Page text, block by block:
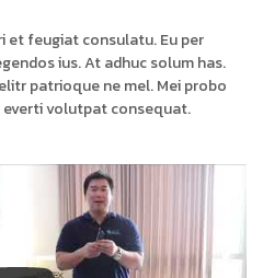
et feugiat consulatu. Eu per
ius. At adhuc solum has.
patrioque ne mel. Mei probo
everti volutpat consequat.